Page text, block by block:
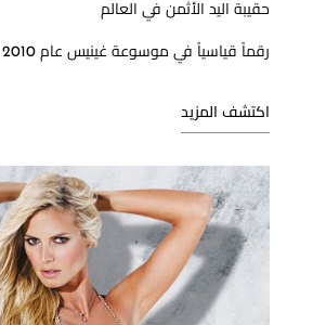
حقيبة اليد الأثمن في العالم
رقماً قياسياً في موسوعة غينيس عام 2010
اكتشف المزيد